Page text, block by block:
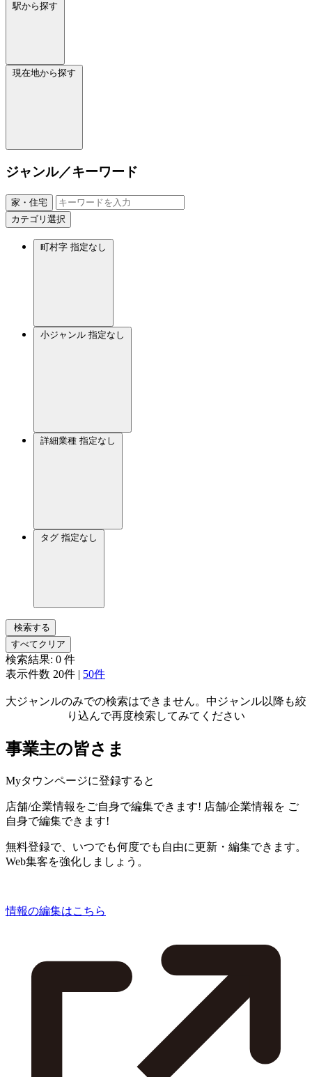
駅から探す
現在地から探す
ジャンル／キーワード
家・住宅
カテゴリ選択
町村字 指定なし
小ジャンル 指定なし
詳細業種 指定なし
タグ 指定なし
検索する
すべてクリア
検索結果: 0 件
表示件数 20件 | 50件
大ジャンルのみでの検索はできません。中ジャンル以降も絞
り込んで再度検索してみてください
事業主の皆さま
Myタウンページに登録すると
店舗/企業情報をご自身で編集できます! 店舗/企業情報を ご
自身で編集できます!
無料登録で、いつでも何度でも自由に更新・編集できます。
Web集客を強化しましょう。
情報の編集はこちら